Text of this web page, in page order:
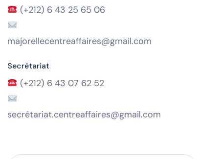
(+212) 6 43 25 65 06
majorellecentreaffaires@gmail.com
Secrétariat
(+212) 6 43 07 62 52
secrétariat.centreaffaires@gmail.com